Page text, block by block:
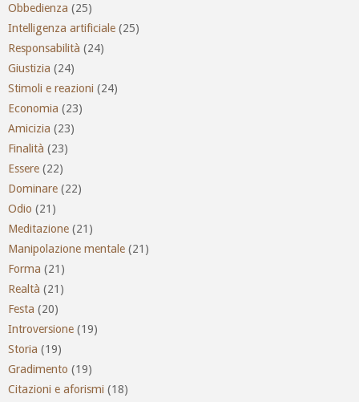
Obbedienza (25)
Intelligenza artificiale (25)
Responsabilità (24)
Giustizia (24)
Stimoli e reazioni (24)
Economia (23)
Amicizia (23)
Finalità (23)
Essere (22)
Dominare (22)
Odio (21)
Meditazione (21)
Manipolazione mentale (21)
Forma (21)
Realtà (21)
Festa (20)
Introversione (19)
Storia (19)
Gradimento (19)
Citazioni e aforismi (18)